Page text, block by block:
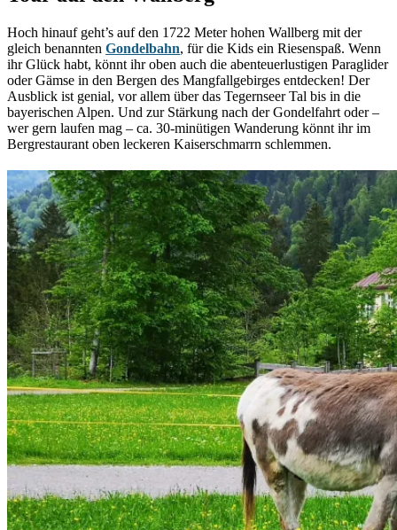
Hoch hinauf geht’s auf den 1722 Meter hohen Wallberg mit der
gleich benannten Gondelbahn, für die Kids ein Riesenspaß. Wenn
ihr Glück habt, könnt ihr oben auch die abenteuerlustigen Paraglider
oder Gämse in den Bergen des Mangfallgebirges entdecken! Der
Ausblick ist genial, vor allem über das Tegernseer Tal bis in die
bayerischen Alpen. Und zur Stärkung nach der Gondelfahrt oder –
wer gern laufen mag – ca. 30-minütigen Wanderung könnt ihr im
Bergrestaurant oben leckeren Kaiserschmarrn schlemmen.